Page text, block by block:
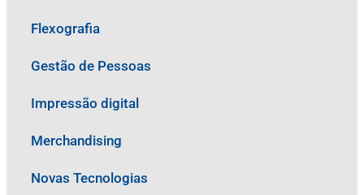
Flexografia
Gestão de Pessoas
Impressão digital
Merchandising
Novas Tecnologias